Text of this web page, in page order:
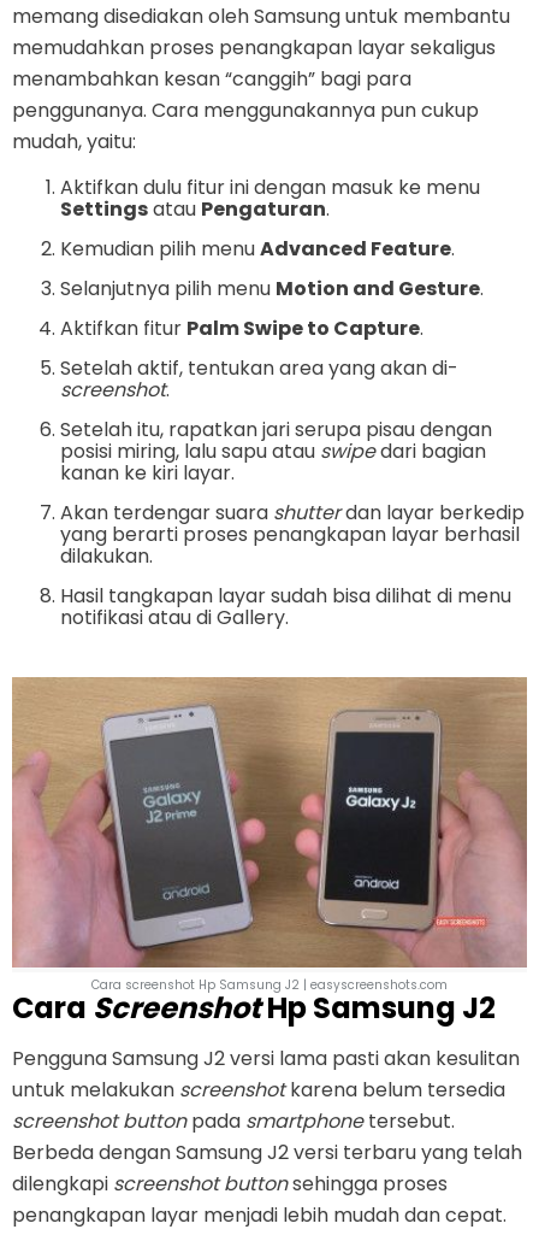
memang disediakan oleh Samsung untuk membantu
memudahkan proses penangkapan layar sekaligus
menambahkan kesan “canggih” bagi para
penggunanya. Cara menggunakannya pun cukup
mudah, yaitu:
Aktifkan dulu fitur ini dengan masuk ke menu
Settingsatau Pengaturan.
Kemudian pilih menuAdvanced Feature.
Selanjutnya pilih menu Motion and Gesture.
Aktifkan fitur Palm Swipe to Capture.
Setelah aktif, tentukan area yang akan di-
screenshot.
Setelah itu, rapatkan jari serupa pisau dengan
posisi miring, lalu sapu atau swipedari bagian
kanan ke kiri layar.
Akan terdengar suara shutterdan layar berkedip
yang berarti proses penangkapan layar berhasil
dilakukan.
Hasil tangkapan layar sudah bisa dilihat di menu
notifikasi atau di Gallery.
Cara screenshot Hp Samsung J2 | easyscreenshots.com
Cara ScreenshotHp Samsung J2
Pengguna Samsung J2 versi lama pasti akan kesulitan
untuk melakukan screenshotkarena belum tersedia
screenshot buttonpada smartphonetersebut.
Berbeda dengan Samsung J2 versi terbaru yang telah
dilengkapi screenshot buttonsehingga proses
penangkapan layar menjadi lebih mudah dan cepat.